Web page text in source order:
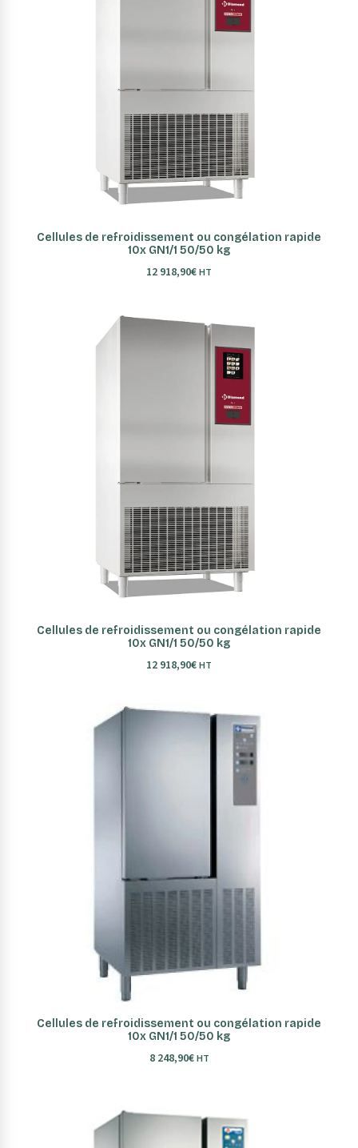
AJOUTER AU PANIER
Cellules de refroidissement ou congélation rapide
10x GN1/1 50/50 kg
12 918,90€HT
AJOUTER AU PANIER
Cellules de refroidissement ou congélation rapide
10x GN1/1 50/50 kg
12 918,90€HT
AJOUTER AU PANIER
Cellules de refroidissement ou congélation rapide
10x GN1/1 50/50 kg
8 248,90€ HT